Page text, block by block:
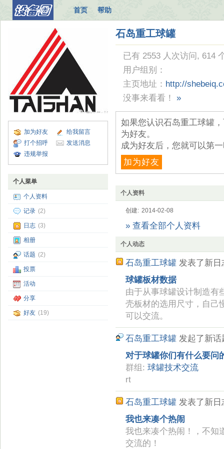
首页 帮助
加为好友
给我留言
打个招呼
发送消息
违规举报
个人菜单
个人资料
记录 (2)
日志 (3)
相册
话题 (2)
投票
活动
分享
好友 (19)
石岛重工球罐
已有 2553 人次访问, 614
用户组别：
主页地址： http://
没事来看看！ »
如果您认识石岛重工球罐
为好友。
成为好友后，您就可以第
加为好友
个人资料
创建: 2014-02-08
» 查看全部个人资料
个人动态
石岛重工球罐 发表了新
球罐板材数据
由于从事球罐设计制造有
壳板材的选用尺寸，自己
可以交流。
石岛重工球罐 发起了新
对于球罐你们有什么要问
群组: 球罐技术交流
rt
石岛重工球罐 发表了新
我也来凑个热闹
我也来凑个热闹！，不知
交流的！